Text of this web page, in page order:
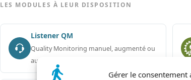
Gérer le consentement
LES MODULES À LEUR DISPOSITION
Listener QM
Quality Monitoring manuel, augmenté ou
automatique